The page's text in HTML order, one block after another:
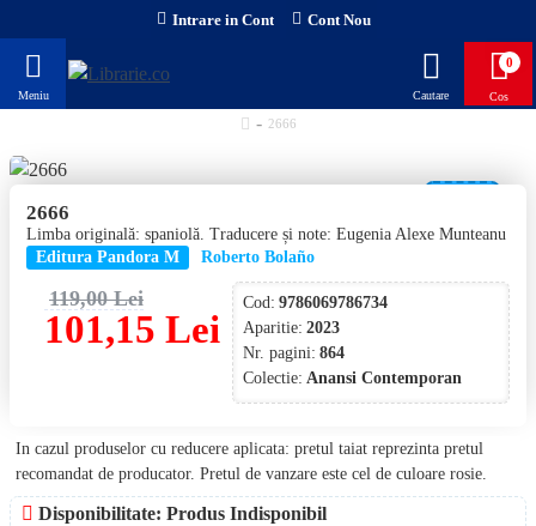
Intrare in Cont Cont Nou
0
2666
NOU!
2666
Limba originală: spaniolă. Traducere și note: Eugenia Alexe Munteanu
Editura Pandora M
Roberto Bolaño
101,15 Lei
119,00 Lei Cod: 9786069786734
Aparitie: 2023
Nr. pagini: 864
Colectie: Anansi Contemporan
In cazul produselor cu reducere aplicata: pretul taiat reprezinta pretul
recomandat de producator. Pretul de vanzare este cel de culoare rosie.
Disponibilitate: Produs Indisponibil